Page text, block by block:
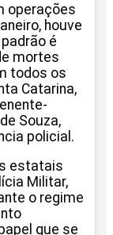
operações
houve
é
mortes
todos os
Catarina,
Souza,
policial.
estatais
Militar,
o regime
que se